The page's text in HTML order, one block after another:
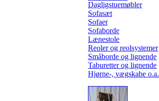
Dagligstuemøbler
Sofasæt
Sofaer
Sofaborde
Lænestole
Reoler og reolsystemer
Småborde og lignende
Taburetter og lignende
Hjørne-, vægskabe o.a.